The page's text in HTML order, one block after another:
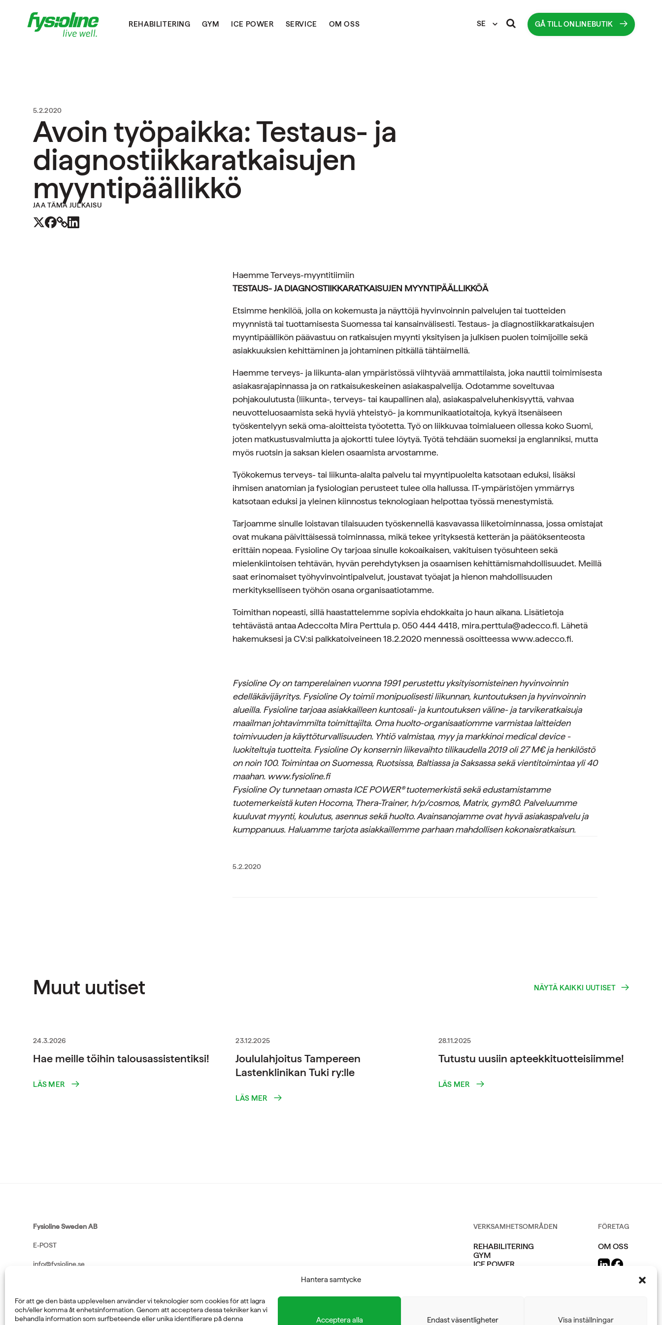
Hantera samtycke
För att ge den bästa upplevelsen använder vi teknologier som cookies för att lagra
och/eller komma åt enhetsinformation. Genom att acceptera dessa tekniker kan vi
behandla information som surfbeteende eller unika identifierare på denna
Acceptera alla Endast väsentligheter Visa inställningar
REHABILITERING GYM ICE POWER SERVICE OM OSS SE GÅ TILL ONLINEBUTIK
5.2.2020
Avoin työpaikka: Testaus- ja
diagnostiikkaratkaisujen
myyntipäällikkö
JAA TÄMÄ JULKAISU
Haemme Terveys-myyntitiimiin
TESTAUS- JA DIAGNOSTIIKKARATKAISUJEN MYYNTIPÄÄLLIKKÖÄ
Etsimme henkilöä, jolla on kokemusta ja näyttöjä hyvinvoinnin palvelujen tai tuotteiden
myynnistä tai tuottamisesta Suomessa tai kansainvälisesti. Testaus- ja diagnostiikkaratkaisujen
myyntipäällikön päävastuu on ratkaisujen myynti yksityisen ja julkisen puolen toimijoille sekä
asiakkuuksien kehittäminen ja johtaminen pitkällä tähtäimellä.
Haemme terveys- ja liikunta-alan ympäristössä viihtyvää ammattilaista, joka nauttii toimimisesta
asiakasrajapinnassa ja on ratkaisukeskeinen asiakaspalvelija. Odotamme soveltuvaa
pohjakoulutusta (liikunta-, terveys- tai kaupallinen ala), asiakaspalveluhenkisyyttä, vahvaa
neuvotteluosaamista sekä hyviä yhteistyö- ja kommunikaatiotaitoja, kykyä itsenäiseen
työskentelyyn sekä oma-aloitteista työotetta. Työ on liikkuvaa toimialueen ollessa koko Suomi,
joten matkustusvalmiutta ja ajokortti tulee löytyä. Työtä tehdään suomeksi ja englanniksi, mutta
myös ruotsin ja saksan kielen osaamista arvostamme.
Työkokemus terveys- tai liikunta-alalta palvelu tai myyntipuolelta katsotaan eduksi, lisäksi
ihmisen anatomian ja fysiologian perusteet tulee olla hallussa. IT-ympäristöjen ymmärrys
katsotaan eduksi ja yleinen kiinnostus teknologiaan helpottaa työssä menestymistä.
Tarjoamme sinulle loistavan tilaisuuden työskennellä kasvavassa liiketoiminnassa, jossa omistajat
ovat mukana päivittäisessä toiminnassa, mikä tekee yrityksestä ketterän ja päätöksenteosta
erittäin nopeaa. Fysioline Oy tarjoaa sinulle kokoaikaisen, vakituisen työsuhteen sekä
mielenkiintoisen tehtävän, hyvän perehdytyksen ja osaamisen kehittämismahdollisuudet. Meillä
saat erinomaiset työhyvinvointipalvelut, joustavat työajat ja hienon mahdollisuuden
merkitykselliseen työhön osana organisaatiotamme.
Toimithan nopeasti, sillä haastattelemme sopivia ehdokkaita jo haun aikana. Lisätietoja
tehtävästä antaa Adeccolta Mira Perttula p. 050 444 4418, mira.perttula@adecco.fi. Lähetä
hakemuksesi ja CV:si palkkatoiveineen 18.2.2020 mennessä osoitteessa www.adecco.fi.
Fysioline Oy on tamperelainen vuonna 1991 perustettu yksityisomisteinen hyvinvoinnin
edelläkävijäyritys. Fysioline Oy toimii monipuolisesti liikunnan, kuntoutuksen ja hyvinvoinnin
alueilla. Fysioline tarjoaa asiakkailleen kuntosali- ja kuntoutuksen väline- ja tarvikeratkaisuja
maailman johtavimmilta toimittajilta. Oma huolto-organisaatiomme varmistaa laitteiden
toimivuuden ja käyttöturvallisuuden. Yhtiö valmistaa, myy ja markkinoi medical device -
luokiteltuja tuotteita. Fysioline Oy konsernin liikevaihto tilikaudella 2019 oli 27 M€ ja henkilöstö
on noin 100. Toimintaa on Suomessa, Ruotsissa, Baltiassa ja Saksassa sekä vientitoimintaa yli 40
maahan. www.fysioline.fi
Fysioline Oy tunnetaan omasta ICE POWER® tuotemerkistä sekä edustamistamme
tuotemerkeistä kuten Hocoma, Thera-Trainer, h/p/cosmos, Matrix, gym80. Palveluumme
kuuluvat myynti, koulutus, asennus sekä huolto. Avainsanojamme ovat hyvä asiakaspalvelu ja
kumppanuus. Haluamme tarjota asiakkaillemme parhaan mahdollisen kokonaisratkaisun.
5.2.2020
Muut uutiset NÄYTÄ KAIKKI UUTISET
24.3.2026
Hae meille töihin talousassistentiksi!
LÄS MER
23.12.2025
Joululahjoitus Tampereen
Lastenklinikan Tuki ry:lle
LÄS MER
28.11.2025
Tutustu uusiin apteekkituotteisiimme!
LÄS MER
Fysioline Sweden AB
E-POST
info@fysioline.se
08-760 6100
ADRESS
VERKSAMHETSOMRÅDEN
REHABILITERING
GYM
ICE POWER
FÖRETAG
OM OSS